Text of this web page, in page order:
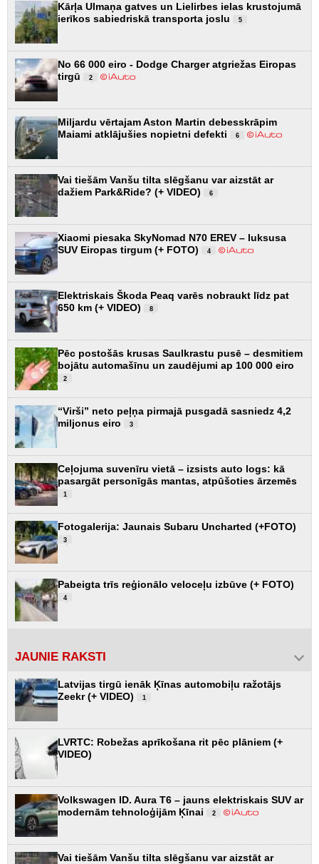
Kārļa Ulmaņa gatves un Lielirbes ielas krustojumā
ierīkos sabiedriskā transporta joslu
5
No 66 000 eiro - Dodge Charger atgriežas Eiropas
tirgū
2
Miljardu vērtajam Aston Martin debesskrāpim
Maiami atklājušies nopietni defekti
6
Vai tiešām Vanšu tilta slēgšanu var aizstāt ar
dažiem Park&Ride? (+ VIDEO)
6
Xiaomi piesaka SkyNomad N70 EREV – luksusa
SUV Eiropas tirgum (+ FOTO)
4
Elektriskais Škoda Peaq varēs nobraukt līdz pat
650 km (+ VIDEO)
8
Pēc postošās krusas Saulkrastu pusē – desmitiem
bojātu automašīnu un zaudējumi ap 100 000 eiro
2
“Virši” neto peļņa pirmajā pusgadā sasniedz 4,2
miljonus eiro
3
Ceļojuma suvenīru vietā – izsists auto logs: kā
pasargāt personīgās mantas, atpūšoties ārzemēs
1
Fotogalerija: Jaunais Subaru Uncharted (+FOTO)
3
Pabeigta trīs reģionālo veloceļu izbūve (+ FOTO)
4
JAUNIE RAKSTI
Latvijas tirgū ienāk Ķīnas automobiļu ražotājs
Zeekr (+ VIDEO)
1
LVRTC: Robežas aprīkošana rit pēc plāniem (+
VIDEO)
Volkswagen ID. Aura T6 – jauns elektriskais SUV ar
modernām tehnoloģijām Ķīnai
2
Vai tiešām Vanšu tilta slēgšanu var aizstāt ar